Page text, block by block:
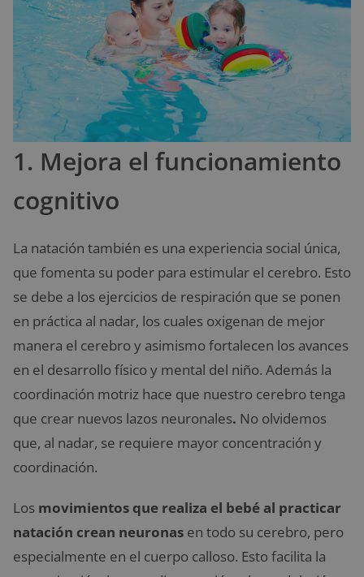
1. Mejora el funcionamiento
cognitivo
La natación también es una experiencia social única,
que fomenta su poder para estimular el cerebro. Esto
se debe a los ejercicios de respiración que se ponen
en práctica al nadar, los cuales oxigenan de mejor
manera el cerebro y asimismo fortalecen los avances
en el desarrollo físico y mental del niño. Además la
coordinación motriz hace que nuestro cerebro tenga
que crear nuevos lazos neuronales. No olvidemos
que, al nadar, se requiere mayor concentración y
coordinación.
Los movimientos que realiza el bebé al practicar
natación crean neuronas en todo su cerebro, pero
especialmente en el cuerpo calloso. Esto facilita la